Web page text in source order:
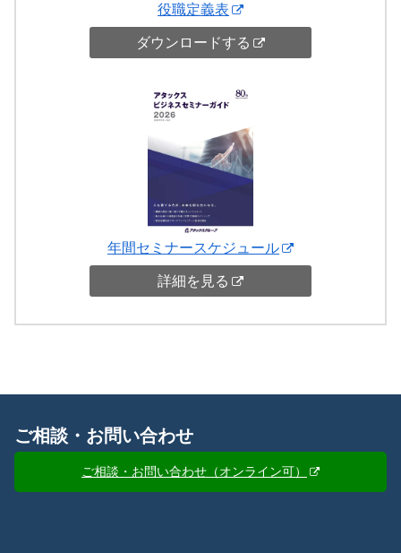
役職定義表
ダウンロードする
年間セミナースケジュール
詳細を見る
ご相談・お問い合わせ
ご相談・お問い合わせ（オンライン可）